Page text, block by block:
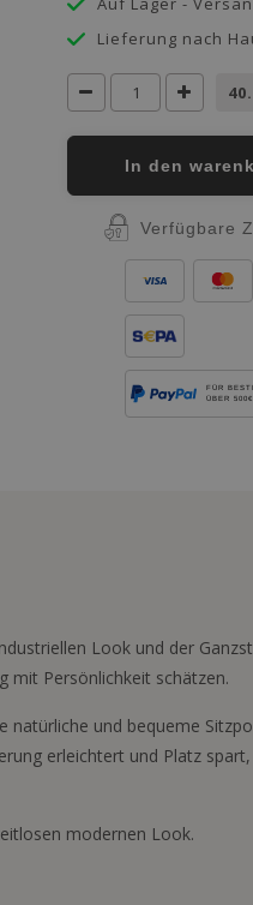
Lieferung nach
in den
Verfügbare
FÜR
ÜBER 500€
Look und der
mit Persönlichkeit schätzen.
und bequeme
erleichtert und Platz
modernen Look.